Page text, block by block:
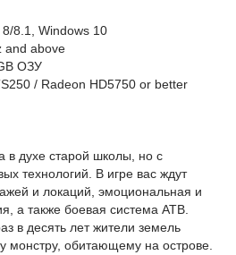
8.1, Windows 10
and above
ОЗУ
/ Radeon HD5750 or better
в духе старой школы, но с
технологий. В игре вас ждут
и локаций, эмоциональная и
а также боевая система ATB.
в десять лет жители земель
монстру, обитающему на острове.